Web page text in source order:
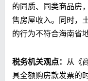
的同质、同类商品房
售房屋收入。同时，
的行为不符合海南省
税务机关观点： 从《
具全额购房款发票的